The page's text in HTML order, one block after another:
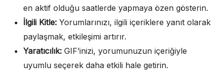
en aktif olduğu saatlerde yapmaya özen gösterin.
İlgili Kitle: Yorumlarınızı, ilgili içeriklere yanıt olarak
paylaşmak, etkileşimi artırır.
Yaratıcılık: GIF’inizi, yorumunuzun içeriğiyle
uyumlu seçerek daha etkili hale getirin.